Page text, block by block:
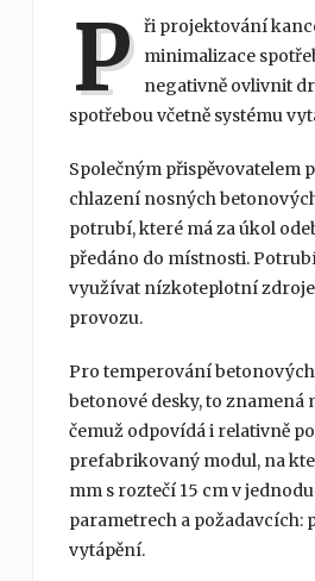
P ři projektování
minimalizace
negativně ovlivnit
spotřebou včetně systému
Společným přispěvovatelem
chlazení nosných
potrubí, které má za úkol
předáno do místnosti.
využívat nízkoteplotní zdroje
provozu.
Pro temperování
betonové desky, to
čemuž odpovídá i relativně
prefabrikovaný modul, na
mm s roztečí 15 cm v
parametrech a požadavcích:
vytápění.